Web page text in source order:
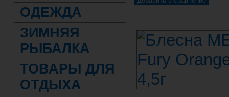
ОДЕЖДА
ЗИМНЯЯ
РЫБАЛКА
ТОВАРЫ ДЛЯ
ОТДЫХА